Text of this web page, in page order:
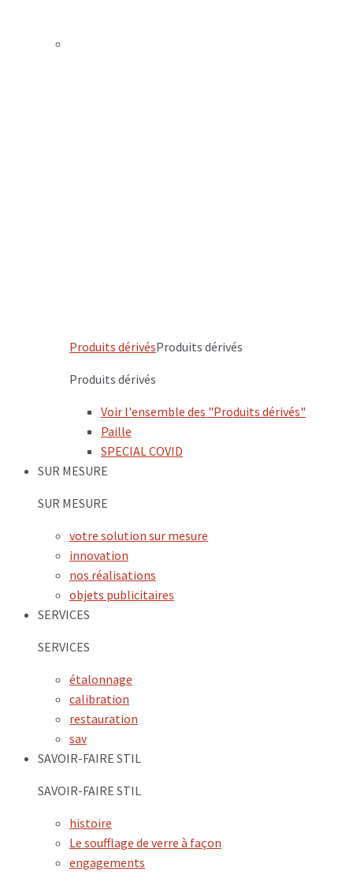
Produits dérivésProduits dérivés
Produits dérivés
Voir l'ensemble des "Produits dérivés"
Paille
SPECIAL COVID
SUR MESURE
SUR MESURE
votre solution sur mesure
innovation
nos réalisations
objets publicitaires
SERVICES
SERVICES
étalonnage
calibration
restauration
sav
SAVOIR-FAIRE STIL
SAVOIR-FAIRE STIL
histoire
Le soufflage de verre à façon
engagements